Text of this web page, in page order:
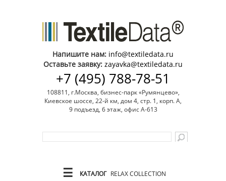
Напишите нам: info@textiledata.ru
Оставьте заявку: zayavka@textiledata.ru
+7 (495) 788-78-51
108811, г.Москва, бизнес-парк «Румянцево»,
Киевское шоссе, 22-й км, дом 4, стр. 1, корп. А,
9 подъезд, 6 этаж, офис А-613
☰ КАТАЛОГ RELAX COLLECTION